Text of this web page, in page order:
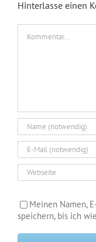
Hinterlasse einen
Meinen Namen,
speichern, bis ich